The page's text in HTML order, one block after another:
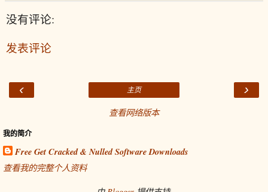
没有评论:
发表评论
‹ ›
主页
查看网络版本
我的简介
Free Get Cracked & Nulled Software Downloads
查看我的完整个人资料